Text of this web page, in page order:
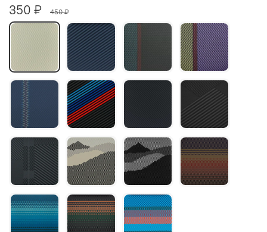
350 ₽ 450 ₽